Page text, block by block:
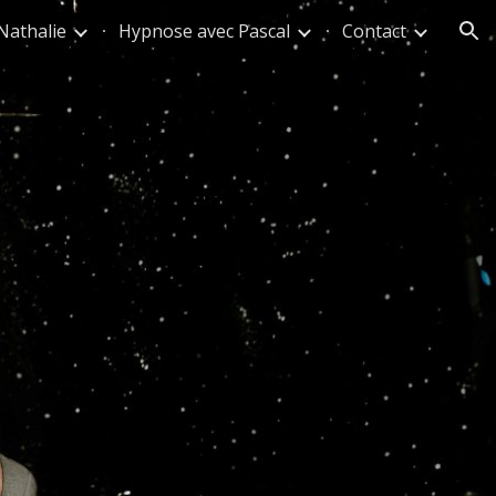
Hypnose avec Pascal Contact